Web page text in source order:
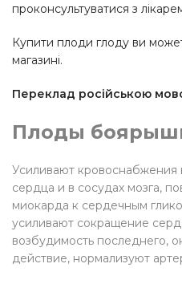
проконсультуватися з
Купити плоди глоду ви
магазині.
Переклад російською
Плоды
Усиливают кровоснабжения
сердца и в сосудах мозга,
миокарда к сердечным
усиливают сокращение
возбудимость последнего,
действие, нормализуют